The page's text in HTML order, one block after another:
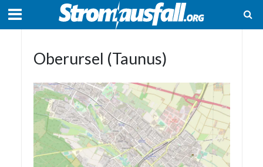
Oberursel (Taunus)